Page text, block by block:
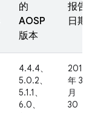
的
AOSP
版本
报告
日期
4.4.4、
5.0.2、
5.1.1、
6.0、
2016
年 3
月
30